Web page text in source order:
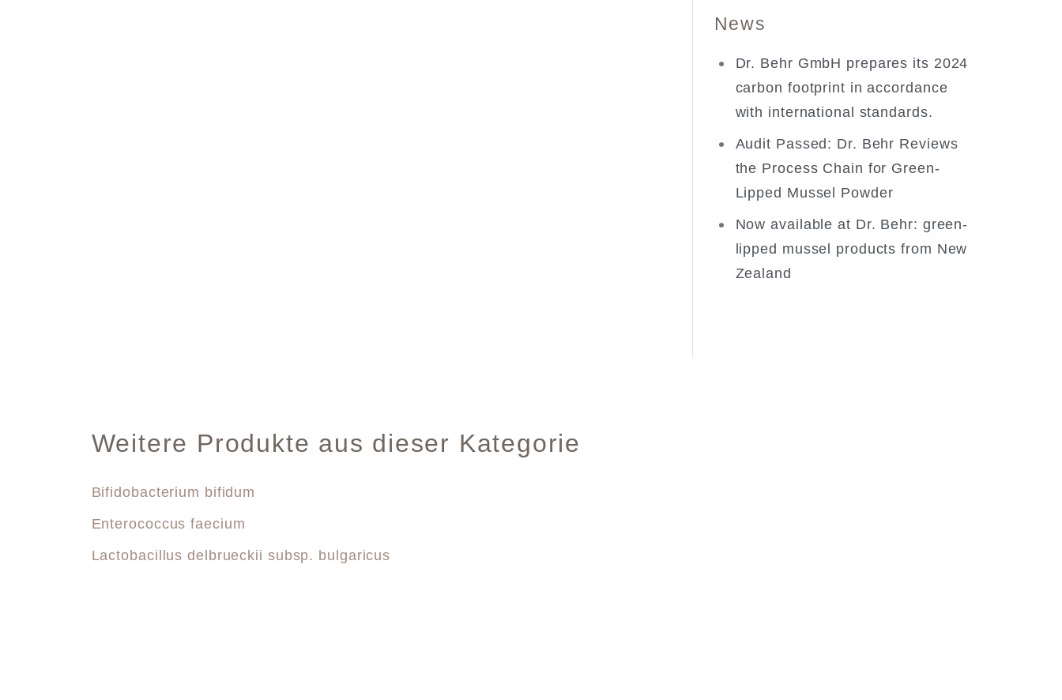
News
Dr. Behr GmbH prepares its 2024
carbon footprint in accordance
with international standards.
Audit Passed: Dr. Behr Reviews
the Process Chain for Green-
Lipped Mussel Powder
Now available at Dr. Behr: green-
lipped mussel products from New
Zealand
Weitere Produkte aus dieser Kategorie
Bifidobacterium bifidum
Enterococcus faecium
Lactobacillus delbrueckii subsp. bulgaricus